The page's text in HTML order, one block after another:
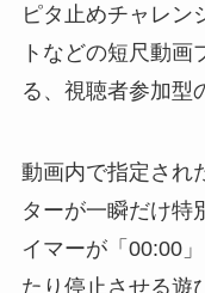
ピタ止めチャレン
トなどの短尺動画
る、視聴者参加型
動画内で指定され
ターが一瞬だけ特
イマーが「00:00
たり停止させる遊